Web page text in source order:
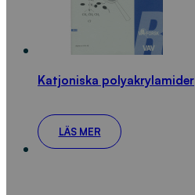
Katjoniska polyakrylamider
LÄS MER